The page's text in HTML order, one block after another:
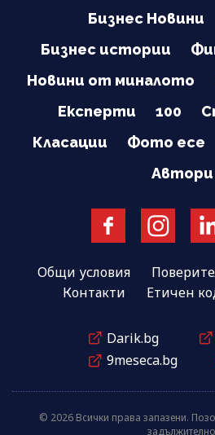
Бизнес Новини
Бизнес истории
Новини от миналото
Експерти
100
Класации
Фото есе
Автори
Общи условия
Контакти
Етичен
Darik.bg
9meseca.bg
© 2026 Всички права запазени.